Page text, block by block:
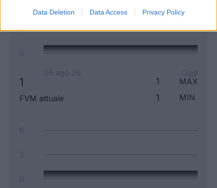
Data Deletion Data Access Privacy Policy
3
1
FVM attuale
1 MAX
1 MIN